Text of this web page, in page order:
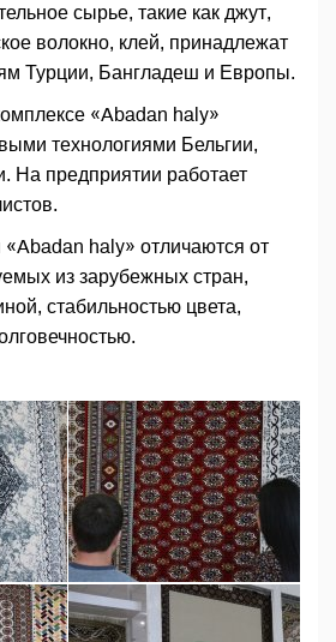
сырье, такие как джут,
волокно, клей, принадлежат
Турции, Бангладеш и Европы.
«Abadan haly»
технологиями Бельгии,
На предприятии работает
haly» отличаются от
из зарубежных стран,
стабильностью цвета,